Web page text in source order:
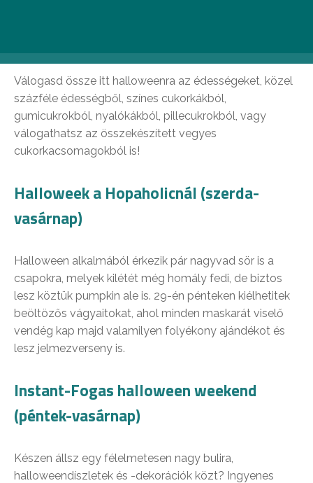
Válogasd össze itt halloweenra az édességeket, közel
százféle édességből, színes cukorkákból,
gumicukrokból, nyalókákból, pillecukrokból, vagy
válogathatsz az összekészített vegyes
cukorkacsomagokból is!
Halloweek a Hopaholicnál (szerda-
vasárnap)
Halloween alkalmából érkezik pár nagyvad sör is a
csapokra, melyek kilétét még homály fedi, de biztos
lesz köztük pumpkin ale is. 29-én pénteken kiélhetitek
beöltözős vágyaitokat, ahol minden maskarát viselő
vendég kap majd valamilyen folyékony ajándékot és
lesz jelmezverseny is.
Instant-Fogas halloween weekend
(péntek-vasárnap)
Készen állsz egy félelmetesen nagy bulira,
halloweendíszletek és -dekorációk közt? Ingyenes